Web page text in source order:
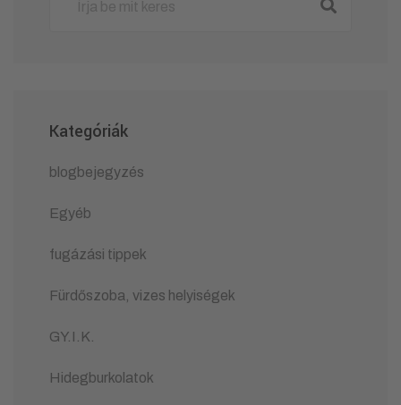
Kategóriák
blogbejegyzés
Egyéb
fugázási tippek
Fürdőszoba, vizes helyiségek
GY.I.K.
Hidegburkolatok